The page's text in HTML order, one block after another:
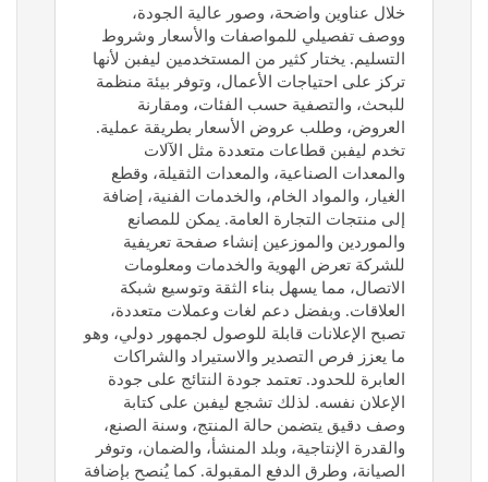
خلال عناوين واضحة، وصور عالية الجودة،
ووصف تفصيلي للمواصفات والأسعار وشروط
التسليم. يختار كثير من المستخدمين ليفبن لأنها
تركز على احتياجات الأعمال، وتوفر بيئة منظمة
للبحث، والتصفية حسب الفئات، ومقارنة
العروض، وطلب عروض الأسعار بطريقة عملية.
تخدم ليفبن قطاعات متعددة مثل الآلات
والمعدات الصناعية، والمعدات الثقيلة، وقطع
الغيار، والمواد الخام، والخدمات الفنية، إضافة
إلى منتجات التجارة العامة. يمكن للمصانع
والموردين والموزعين إنشاء صفحة تعريفية
للشركة تعرض الهوية والخدمات ومعلومات
الاتصال، مما يسهل بناء الثقة وتوسيع شبكة
العلاقات. وبفضل دعم لغات وعملات متعددة،
تصبح الإعلانات قابلة للوصول لجمهور دولي، وهو
ما يعزز فرص التصدير والاستيراد والشراكات
العابرة للحدود. تعتمد جودة النتائج على جودة
الإعلان نفسه. لذلك تشجع ليفبن على كتابة
وصف دقيق يتضمن حالة المنتج، وسنة الصنع،
والقدرة الإنتاجية، وبلد المنشأ، والضمان، وتوفر
الصيانة، وطرق الدفع المقبولة. كما يُنصح بإضافة